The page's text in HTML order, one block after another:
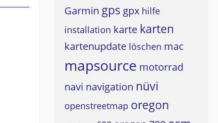
Garmin gps gpx hilfe
installation karte karten
kartenupdate löschen mac
mapsource motorrad
navi navigation nüvi
openstreetmap oregon